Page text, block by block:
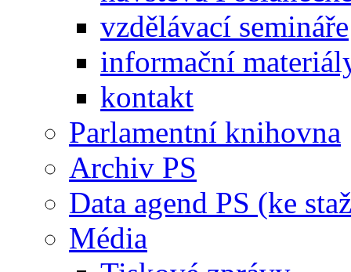
vzdělávací semináře
informační
kontakt
Parlamentní knihovna
Archiv PS
Data agend PS (ke
Média